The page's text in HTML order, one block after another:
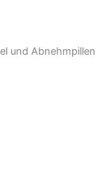
und Abnehmpillen